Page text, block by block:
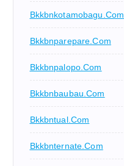
Bkkbnkotamobagu.com
Bkkbnparepare.com
Bkkbnpalopo.com
Bkkbnbaubau.com
Bkkbntual.com
Bkkbnternate.com